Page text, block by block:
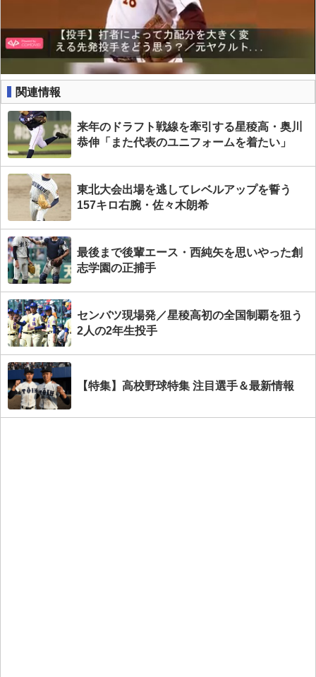
関連情報
来年のドラフト戦線を牽引する星稜高・奥川
恭伸「また代表のユニフォームを着たい」
東北大会出場を逃してレベルアップを誓う
157キロ右腕・佐々木朗希
最後まで後輩エース・西純矢を思いやった創
志学園の正捕手
センバツ現場発／星稜高初の全国制覇を狙う
2人の2年生投手
【特集】高校野球特集 注目選手＆最新情報